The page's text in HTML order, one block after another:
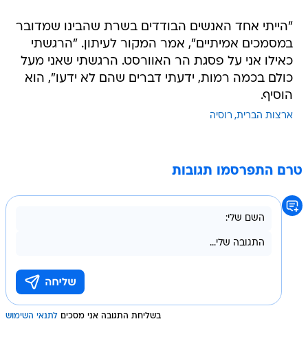
"הייתי אחד האנשים הבודדים בשרת שהבינו שמדובר
במסמכים אמיתיים", אמר המקור לעיתון. "הרגשתי
כאילו אני על פסגת הר האוורסט. הרגשתי שאני מעל
כולם בכמה רמות, ידעתי דברים שהם לא ידעו", הוא
הוסיף.
ארצות הברית רוסיה
טרם התפרסמו תגובות
בשליחת התגובה אני מסכים לתנאי השימוש